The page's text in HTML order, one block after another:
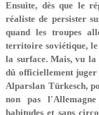
Ensuite, dès que le
réaliste de persister
quand les troupes
territoire soviétique,
la surface. Mais, vu la
dû officiellement juger
Alparslan Türkesch,
non pas l'Allemagne
habitudes et sans